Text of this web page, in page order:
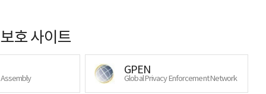
호 사이트
GPEN
Global Privacy Enforcement Network